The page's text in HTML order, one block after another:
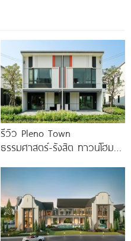
รีวิว Pleno Town
ธรรมศาสตร์-รังสิต ทาวน์โฮม
ม.ธรรมศาสตร์